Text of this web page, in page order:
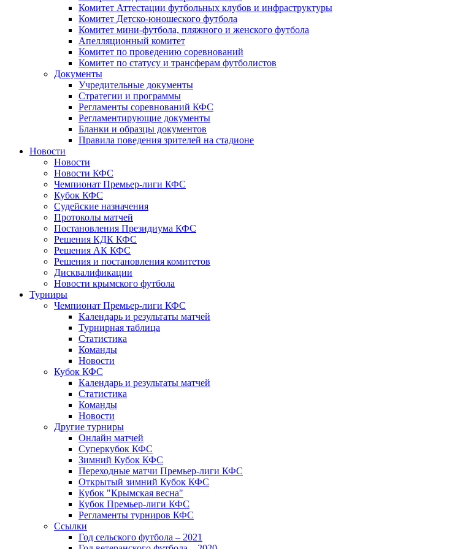
Комитет Аттестации футбольных клубов и инфраструктуры
Комитет Детско-юношеского футбола
Комитет мини-футбола, пляжного и женского футбола
Апелляционный комитет
Комитет по проведению соревнований
Комитет по статусу и трансферам футболистов
Документы
Учредительные документы
Стратегии и программы
Регламенты соревнований КФС
Регламентирующие документы
Бланки и образцы документов
Правила поведения зрителей на стадионе
Новости
Новости
Новости КФС
Чемпионат Премьер-лиги КФС
Кубок КФС
Судейские назначения
Протоколы матчей
Постановления Президиума КФС
Решения КДК КФС
Решения АК КФС
Решения и постановления комитетов
Дисквалификации
Новости крымского футбола
Турниры
Чемпионат Премьер-лиги КФС
Календарь и результаты матчей
Турнирная таблица
Статистика
Команды
Новости
Кубок КФС
Календарь и результаты матчей
Статистика
Команды
Новости
Другие турниры
Онлайн матчей
Суперкубок КФС
Зимний Кубок КФС
Переходные матчи Премьер-лиги КФС
Открытый зимний Кубок КФС
Кубок "Крымская весна"
Кубок Премьер-лиги КФС
Регламенты турниров КФС
Ссылки
Год сельского футбола – 2021